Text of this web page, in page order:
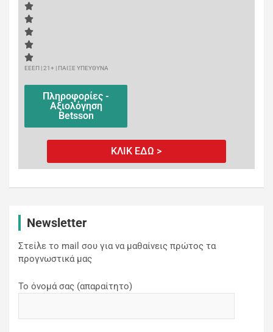
ΕΕΕΠ | 21+ | ΠΑΙΞΕ ΥΠΕΥΘΥΝΑ
Πληροφορίες -
Αξιολόγηση
Betsson
ΚΛΙΚ ΕΔΩ >
Newsletter
Στείλε το mail σου για να μαθαίνεις πρώτος τα
προγνωστικά μας
Το όνομά σας (απαραίτητο)